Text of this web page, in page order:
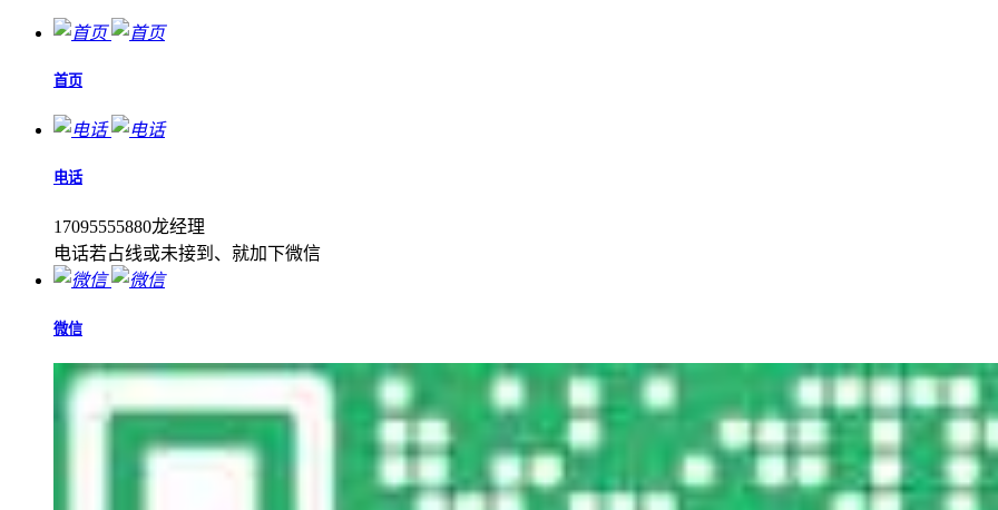
首页
电话
17095555880龙经理
电话若占线或未接到、就加下微信
微信